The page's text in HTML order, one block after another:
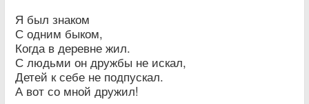
Я был знаком
С одним быком,
Когда в деревне жил.
С людьми он дружбы не искал,
Детей к себе не подпускал.
А вот со мной дружил!